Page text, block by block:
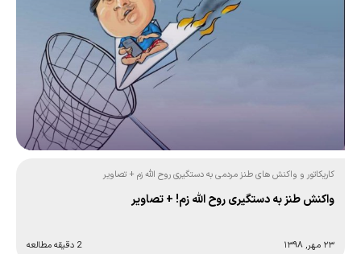
کاریکاتور و واکنش های طنز مردمی به دستگیری روح الله زم + تصاویر
واکنش طنز به دستگیری روح الله زم! + تصاویر
۲۳ مهر, ۱۳۹۸ 2 دقیقه مطالعه